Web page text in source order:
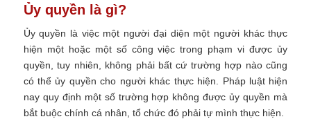
Ủy quyền là gì?
Ủy quyền là việc một người đại diện một người khác thực
hiện một hoặc một số công việc trong phạm vi được ủy
quyền, tuy nhiên, không phải bất cứ trường hợp nào cũng
có thể ủy quyền cho người khác thực hiện. Pháp luật hiện
nay quy định một số trường hợp không được ủy quyền mà
bắt buộc chính cá nhân, tổ chức đó phải tự mình thực hiện.